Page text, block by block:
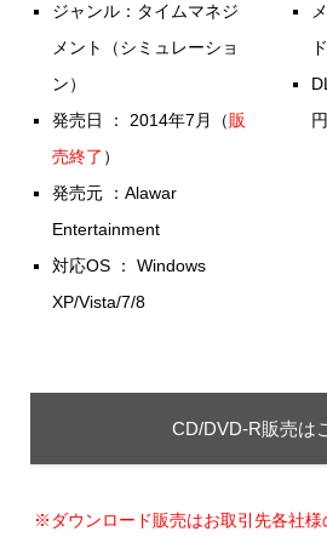
ジャンル：タイムマネジ
メント（シミュレーショ
ン）
発売日 ： 2014年7月（販
売終了 ）
発売元 ：Alawar
Entertainment
対応OS ： Windows
XP/Vista/7/8
CD/DVD-R販売は
※ダウンロード販売はお取引先各社